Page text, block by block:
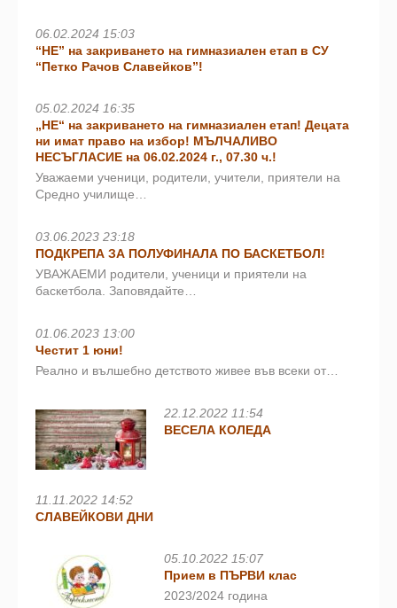
06.02.2024 15:03
“НЕ” на закриването на гимназиален етап в СУ
“Петко Рачов Славейков”!
05.02.2024 16:35
„НЕ“ на закриването на гимназиален етап! Децата
ни имат право на избор! МЪЛЧАЛИВО
НЕСЪГЛАСИЕ на 06.02.2024 г., 07.30 ч.!
Уважаеми ученици, родители, учители, приятели на
Средно училище…
03.06.2023 23:18
ПОДКРЕПА ЗА ПОЛУФИНАЛА ПО БАСКЕТБОЛ!
УВАЖАЕМИ родители, ученици и приятели на
баскетбола. Заповядайте…
01.06.2023 13:00
Честит 1 юни!
Реално и вълшебно детството живее във всеки от…
22.12.2022 11:54
ВЕСЕЛА КОЛЕДА
11.11.2022 14:52
СЛАВЕЙКОВИ ДНИ
05.10.2022 15:07
Прием в ПЪРВИ клас
2023/2024 година